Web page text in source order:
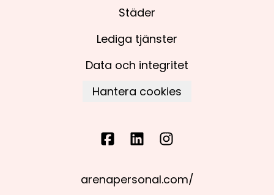
Städer
Lediga tjänster
Data och integritet
Hantera cookies
arenapersonal.com/